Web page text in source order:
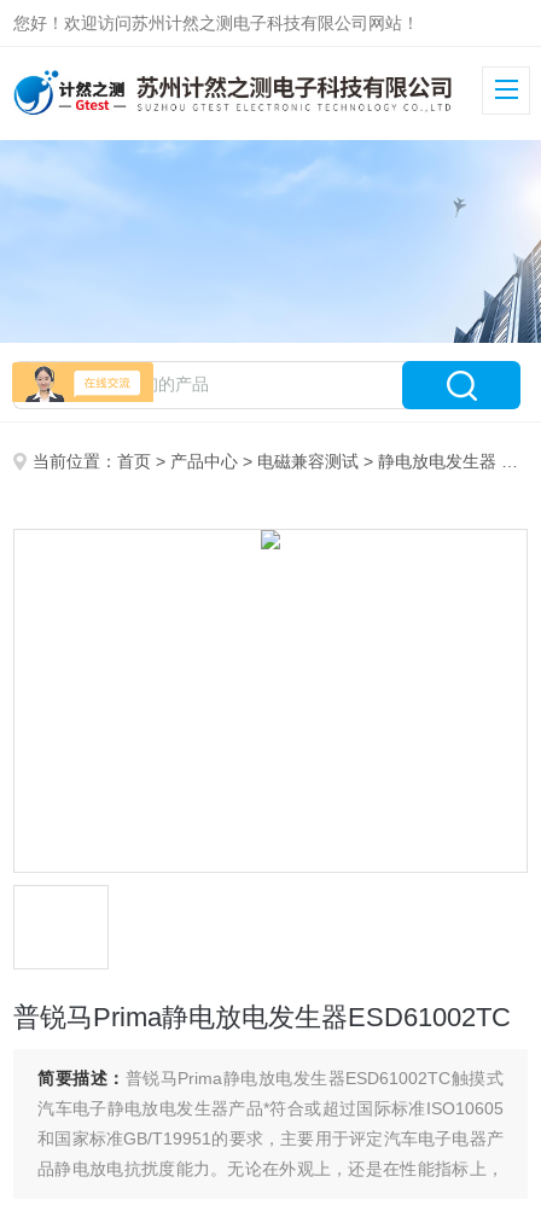
您好！欢迎访问苏州计然之测电子科技有限公司网站！
当前位置：首页 > 产品中心 > 电磁兼容测试 >静电放电发生器
普锐马Prima静电放电发生器ESD61002TC
简要描述： 普锐马Prima静电放电发生器ESD61002TC触摸式
汽车电子静电放电发生器产品*符合或超过国际标准ISO10605
和国家标准GB/T19951的要求，主要用于评定汽车电子电器产
品静电放电抗扰度能力。无论在外观上，还是在性能指标上，